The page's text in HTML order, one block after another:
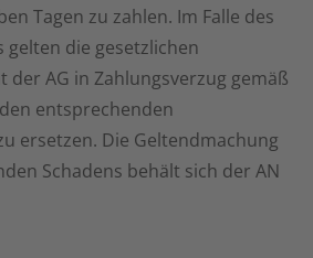
Tagen zu zahlen. Im Falle des
gelten die gesetzlichen
der AG in Zahlungsverzug gemäß
entsprechenden
ersetzen. Die Geltendmachung
Schadens behält sich der AN